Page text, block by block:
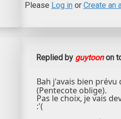
Please Log inor Create an
Replied by guytoonon
Bah j'avais bien
(Pentecote oblige).
Pas le choix, je vais
:'(